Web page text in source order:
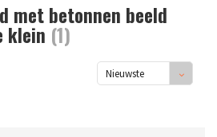
met betonnen beeld
klein (1)
Nieuwste